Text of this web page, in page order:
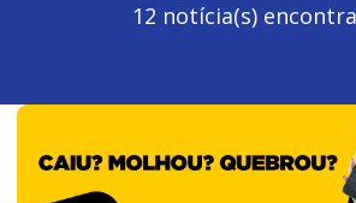
12 notícia(s)